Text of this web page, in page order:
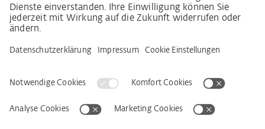
Impressum AGB
Datenschutz
Erklärung zur Barrierefreiheit